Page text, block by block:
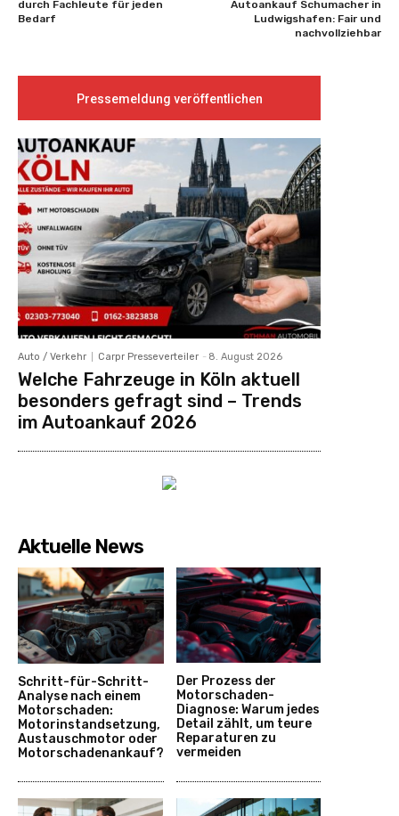
durch Fachleute für jeden
Bedarf
Autoankauf Schumacher in
Ludwigshafen: Fair und
nachvollziehbar
Pressemeldung veröffentlichen
Auto / Verkehr Carpr Presseverteiler - 8. August 2026
Welche Fahrzeuge in Köln aktuell
besonders gefragt sind – Trends
im Autoankauf 2026
Aktuelle News
Schritt-für-Schritt-
Analyse nach einem
Motorschaden:
Motorinstandsetzung,
Austauschmotor oder
Motorschadenankauf?
Der Prozess der
Motorschaden-
Diagnose: Warum jedes
Detail zählt, um teure
Reparaturen zu
vermeiden